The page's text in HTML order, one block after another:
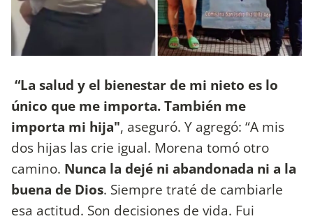
“La salud y el bienestar de mi nieto es lo
único que me importa. También me
importa mi hija", aseguró. Y agregó: “A mis
dos hijas las crie igual. Morena tomó otro
camino. Nunca la dejé ni abandonada ni a la
buena de Dios. Siempre traté de cambiarle
esa actitud. Son decisiones de vida. Fui